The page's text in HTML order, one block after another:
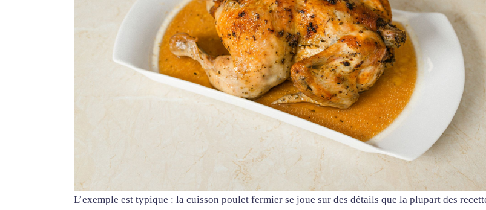
L’exemple est typique : la cuisson poulet fermier se joue sur des détails que la plupart des